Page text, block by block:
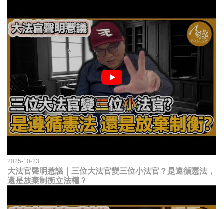
2025-10-23
大法官聲明惹議｜三位大法官變三位小法官？是遵循憲法，
還是放棄制衡立法權？